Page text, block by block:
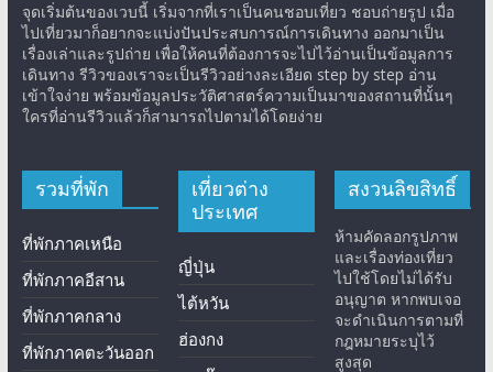
จุดเริ่มต้นของเวบนี้ เริ่มจากที่เราเป็นคนชอบเที่ยว ชอบถ่ายรูป เมื่อ
ไปเที่ยวมาก็อยากจะแบ่งปันประสบการณ์การเดินทาง ออกมาเป็น
เรื่องเล่าและรูปถ่าย เพื่อให้คนที่ต้องการจะไปไว้อ่านเป็นข้อมูลการ
เดินทาง รีวิวของเราจะเป็นรีวิวอย่างละเอียด step by step อ่าน
เข้าใจง่าย พร้อมข้อมูลประวัติศาสตร์ความเป็นมาของสถานที่นั้นๆ
ใครที่อ่านรีวิวแล้วก็สามารถไปตามได้โดยง่าย
รวมที่พัก
ที่พักภาคเหนือ
ที่พักภาคอีสาน
ที่พักภาคกลาง
ที่พักภาคตะวันออก
เที่ยวต่าง
ประเทศ
ญี่ปุ่น
ไต้หวัน
ฮ่องกง
สงวนลิขสิทธิ์
ห้ามคัดลอกรูปภาพ
และเรื่องท่องเที่ยว
ไปใช้โดยไม่ได้รับ
อนุญาต หากพบเจอ
จะดำเนินการตามที่
กฎหมายระบุไว้
สูงสุด